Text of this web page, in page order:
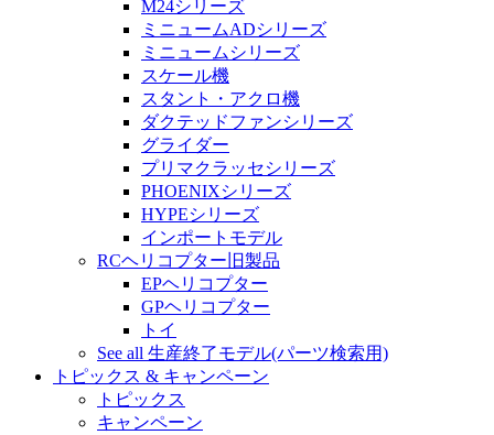
M24シリーズ
ミニュームADシリーズ
ミニュームシリーズ
スケール機
スタント・アクロ機
ダクテッドファンシリーズ
グライダー
プリマクラッセシリーズ
PHOENIXシリーズ
HYPEシリーズ
インポートモデル
RCヘリコプター旧製品
EPヘリコプター
GPヘリコプター
トイ
See all 生産終了モデル(パーツ検索用)
トピックス & キャンペーン
トピックス
キャンペーン